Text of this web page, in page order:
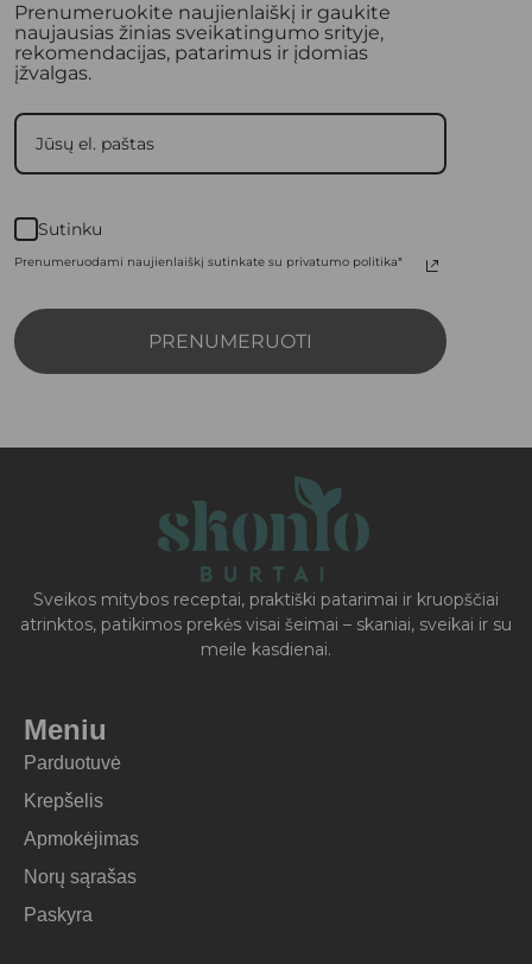
Prenumeruokite naujienlaiškį ir gaukite
naujausias žinias sveikatingumo srityje,
rekomendacijas, patarimus ir įdomias
įžvalgas.
Sutinku
Prenumeruodami naujienlaiškį sutinkate su privatumo politika*
PRENUMERUOTI
Sveikos mitybos receptai, praktiški patarimai ir kruopščiai
atrinktos, patikimos prekės visai šeimai – skaniai, sveikai ir su
meile kasdienai.
Meniu
Parduotuvė
Krepšelis
Apmokėjimas
Norų sąrašas
Paskyra